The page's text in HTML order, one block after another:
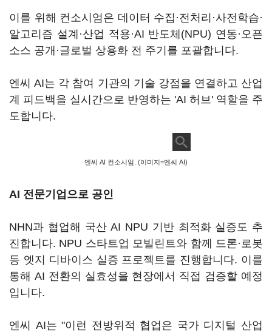
이를 위해 컨소시엄은 데이터 수집·전처리·사전학습·
알고리즘 설계·산업 적용·AI 반도체(NPU) 연동·오픈
소스 공개·글로벌 상용화 전 주기를 포괄합니다.
엔씨 AI는 각 참여 기관의 기술 강점을 연결하고 산업
계 피드백을 실시간으로 반영하는 'AI 허브' 역할을 주
도합니다.
엔씨 AI 컨소시엄. (이미지=엔씨 AI)
AI 전문기업으로 공인
NHN과 협업해 국산 AI NPU 기반 최적화 실증도 추
진합니다. NPU 스타트업 모빌린트와 함께 드론·로봇
등 엣지 디바이스 실증 프로젝트를 진행합니다. 이를
통해 AI 전환의 실효성을 현장에서 직접 검증할 예정
입니다.
엔씨 AI는 "이런 전방위적 협업은 국가 디지털 산업